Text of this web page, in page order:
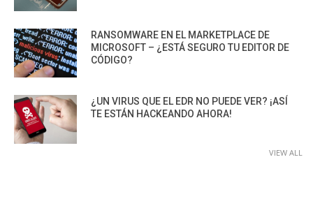
RANSOMWARE EN EL MARKETPLACE DE
MICROSOFT – ¿ESTÁ SEGURO TU EDITOR DE
CÓDIGO?
¿UN VIRUS QUE EL EDR NO PUEDE VER? ¡ASÍ
TE ESTÁN HACKEANDO AHORA!
VIEW ALL